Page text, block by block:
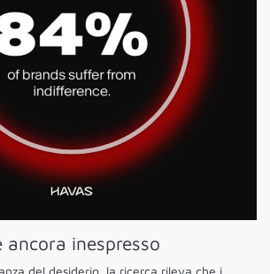
ancora inespresso
del desiderio, la ricerca rileva che i